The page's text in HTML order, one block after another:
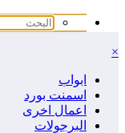
×
ابواب
اسمنت بورد
اعمال اخرى
البرجولات